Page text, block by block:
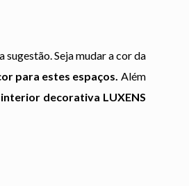
sugestão. Seja mudar a cor da
para estes espaços. Além
decorativa LUXENS